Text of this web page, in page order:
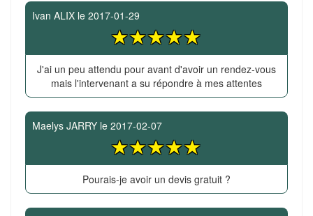
Ivan ALIX le 2017-01-29
J'ai un peu attendu pour avant d'avoir un rendez-vous
mais l'intervenant a su répondre à mes attentes
Maelys JARRY le 2017-02-07
Pourais-je avoir un devis gratuit ?